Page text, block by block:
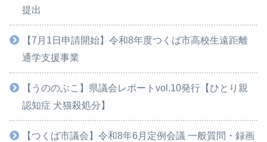
提出
【7月1日申請開始】令和8年度つくば市高校生遠距離
通学支援事業
【うののぶこ】県議会レポートvol.10発行【ひとり親
認知症 犬猫殺処分】
【つくば市議会】令和8年6月定例会議 一般質問・録画